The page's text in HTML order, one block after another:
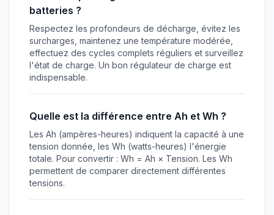
batteries ?
Respectez les profondeurs de décharge, évitez les
surcharges, maintenez une température modérée,
effectuez des cycles complets réguliers et surveillez
l'état de charge. Un bon régulateur de charge est
indispensable.
Quelle est la différence entre Ah et Wh ?
Les Ah (ampères-heures) indiquent la capacité à une
tension donnée, les Wh (watts-heures) l'énergie
totale. Pour convertir : Wh = Ah × Tension. Les Wh
permettent de comparer directement différentes
tensions.